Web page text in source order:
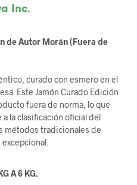
Inc.
de Autor Morán (Fuera de
curado con esmero en el
Este Jamón Curado Edición
fuera de norma, lo que
la clasificación oficial del
métodos tradicionales de
A 6 KG.